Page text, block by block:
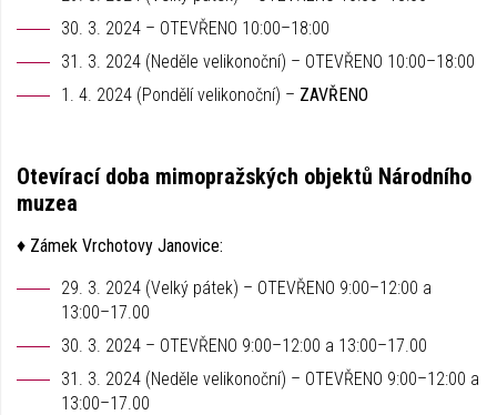
30. 3. 2024 – OTEVŘENO 10:00–18:00
31. 3. 2024 (Neděle velikonoční) – OTEVŘENO 10:00–18:00
1. 4. 2024 (Pondělí velikonoční) – ZAVŘENO
Otevírací doba mimopražských objektů Národního
muzea
♦ Zámek Vrchotovy Janovice:
29. 3. 2024 (Velký pátek) – OTEVŘENO 9:00–12:00 a
13:00–17.00
30. 3. 2024 – OTEVŘENO 9:00–12:00 a 13:00–17.00
31. 3. 2024 (Neděle velikonoční) – OTEVŘENO 9:00–12:00 a
13:00–17.00